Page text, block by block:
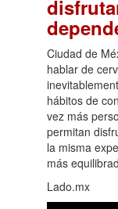
Ciudad de
hablar de
hábitos de
vez más
permitan
la misma
más
Lado.mx